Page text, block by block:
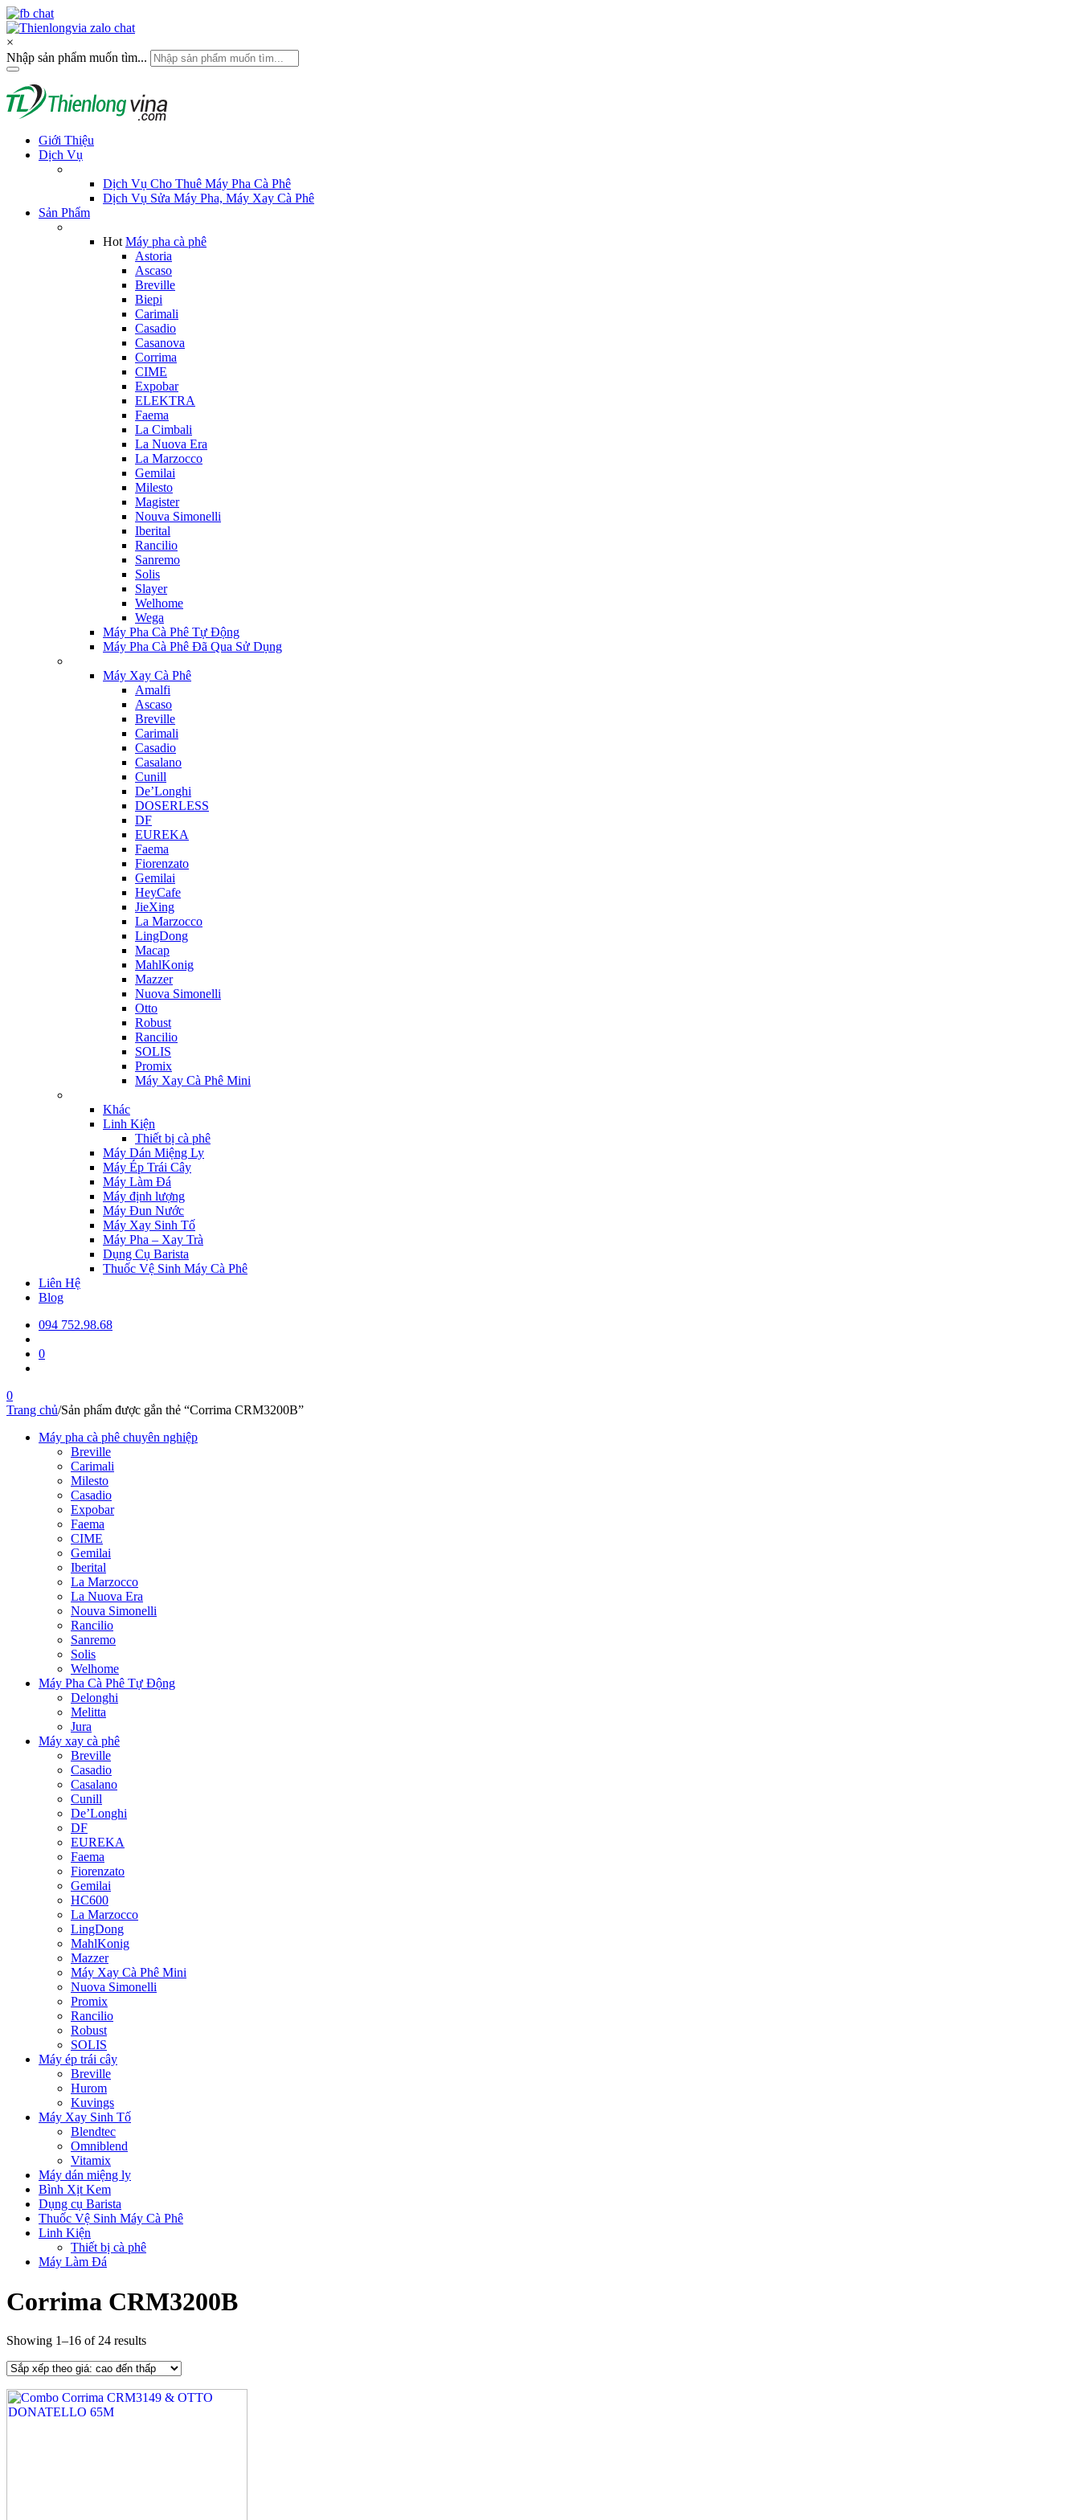
×
Nhập sản phẩm muốn tìm...
Giới Thiệu
Dịch Vụ
Dịch Vụ Cho Thuê Máy Pha Cà Phê
Dịch Vụ Sửa Máy Pha, Máy Xay Cà Phê
Sản Phẩm
Hot Máy pha cà phê
Astoria
Ascaso
Breville
Biepi
Carimali
Casadio
Casanova
Corrima
CIME
Expobar
ELEKTRA
Faema
La Cimbali
La Nuova Era
La Marzocco
Gemilai
Milesto
Magister
Nouva Simonelli
Iberital
Rancilio
Sanremo
Solis
Slayer
Welhome
Wega
Máy Pha Cà Phê Tự Động
Máy Pha Cà Phê Đã Qua Sử Dụng
Máy Xay Cà Phê
Amalfi
Ascaso
Breville
Carimali
Casadio
Casalano
Cunill
De’Longhi
DOSERLESS
DF
EUREKA
Faema
Fiorenzato
Gemilai
HeyCafe
JieXing
La Marzocco
LingDong
Macap
MahlKonig
Mazzer
Nuova Simonelli
Otto
Robust
Rancilio
SOLIS
Promix
Máy Xay Cà Phê Mini
Khác
Linh Kiện
Thiết bị cà phê
Máy Dán Miệng Ly
Máy Ép Trái Cây
Máy Làm Đá
Máy định lượng
Máy Đun Nước
Máy Xay Sinh Tố
Máy Pha – Xay Trà
Dụng Cụ Barista
Thuốc Vệ Sinh Máy Cà Phê
Liên Hệ
Blog
094 752.98.68
0
0
Trang chủ/Sản phẩm được gắn thẻ “Corrima CRM3200B”
Máy pha cà phê chuyên nghiệp
Breville
Carimali
Milesto
Casadio
Expobar
Faema
CIME
Gemilai
Iberital
La Marzocco
La Nuova Era
Nouva Simonelli
Rancilio
Sanremo
Solis
Welhome
Máy Pha Cà Phê Tự Động
Delonghi
Melitta
Jura
Máy xay cà phê
Breville
Casadio
Casalano
Cunill
De’Longhi
DF
EUREKA
Faema
Fiorenzato
Gemilai
HC600
La Marzocco
LingDong
MahlKonig
Mazzer
Máy Xay Cà Phê Mini
Nuova Simonelli
Promix
Rancilio
Robust
SOLIS
Máy ép trái cây
Breville
Hurom
Kuvings
Máy Xay Sinh Tố
Blendtec
Omniblend
Vitamix
Máy dán miệng ly
Bình Xịt Kem
Dụng cụ Barista
Thuốc Vệ Sinh Máy Cà Phê
Linh Kiện
Thiết bị cà phê
Máy Làm Đá
Corrima CRM3200B
Showing 1–16 of 24 results